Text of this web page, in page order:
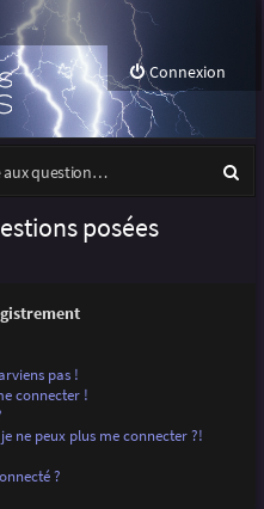
Connexion
Foire aux questions (Questions posées fréquemment)
posées
pas !
connecter !
ne peux plus me connecter ?!
?